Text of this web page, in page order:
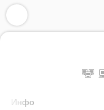
Инфо